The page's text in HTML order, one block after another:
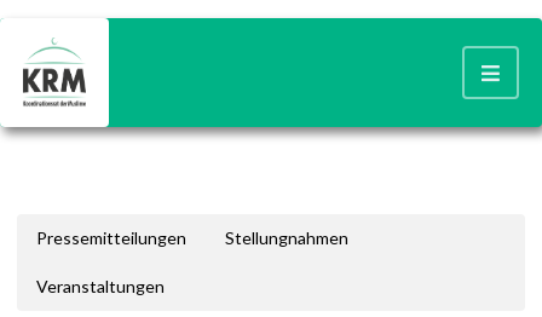
Pressemitteilungen Stellungnahmen
Veranstaltungen